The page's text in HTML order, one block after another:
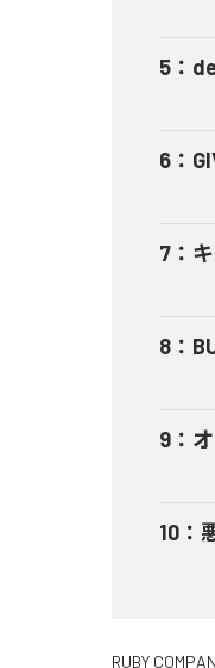
5 ：
6 ：
7 ：
8 ：
9 ：
10 ：
RUBY